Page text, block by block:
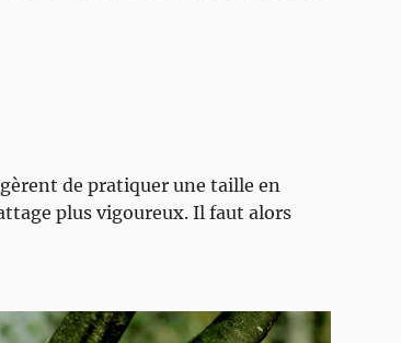
de pratiquer une taille en
plus vigoureux. Il faut alors